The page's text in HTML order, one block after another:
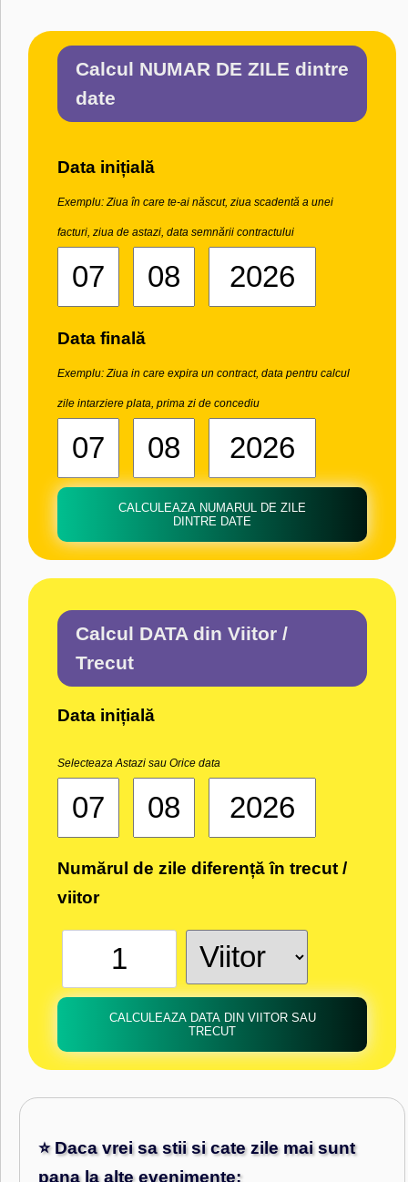
Calcul NUMAR DE ZILE dintre
date
Data inițială
Exemplu: Ziua în care te-ai născut, ziua scadentă a unei
facturi, ziua de astazi, data semnării contractului
Data finală
Exemplu: Ziua in care expira un contract, data pentru calcul
zile intarziere plata, prima zi de concediu
CALCULEAZA NUMARUL DE ZILE
DINTRE DATE
Calcul DATA din Viitor /
Trecut
Data inițială
Selecteaza Astazi sau Orice data
Numărul de zile diferență în trecut /
viitor
CALCULEAZA DATA DIN VIITOR SAU
TRECUT
⭐ Daca vrei sa stii si cate zile mai sunt
pana la alte evenimente: